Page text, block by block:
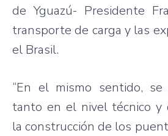
de Yguazú- Presidente
transporte de carga y las
el Brasil.
“En el mismo sentido, se
tanto en el nivel técnico y
la construcción de los